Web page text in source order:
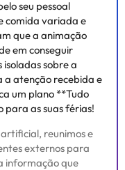
seu pessoal
comida variada e
que a animação
em conseguir
sobre a
a atenção recebida e
um plano **Tudo
para as suas férias!
reunimos e
externos para
informação que